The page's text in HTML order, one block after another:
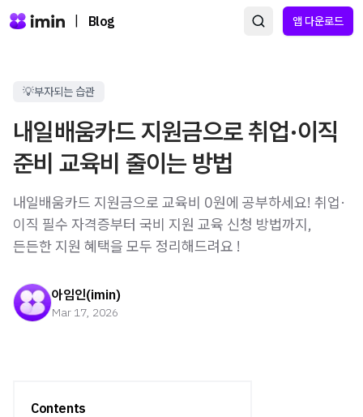
Blog 앱 다운로드
💡부자되는 습관
내일배움카드 지원금으로 취업·이직
준비 교육비 줄이는 방법
내일배움카드 지원금으로 교육비 0원에 공부하세요! 취업·
이직 필수 자격증부터 국비 지원 교육 신청 방법까지,
든든한 지원 혜택을 모두 정리해드려요 !
아임인(imin)
Mar 17, 2026
Contents